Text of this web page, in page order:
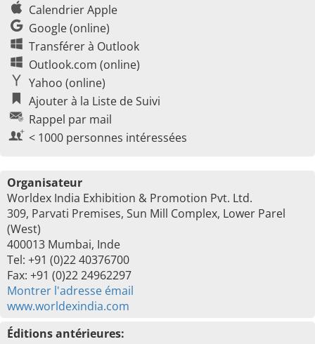
Calendrier Apple
Google (online)
Transférer à Outlook
Outlook.com (online)
Yahoo (online)
Ajouter à la Liste de Suivi
Rappel par mail
< 1000 personnes intéressées
Organisateur
Worldex India Exhibition & Promotion Pvt. Ltd.
309, Parvati Premises, Sun Mill Complex, Lower Parel
(West)
400013 Mumbai, Inde
Tel: +91 (0)22 40376700
Fax: +91 (0)22 24962297
Montrer l'adresse émail
www.worldexindia.com
Éditions antérieures: